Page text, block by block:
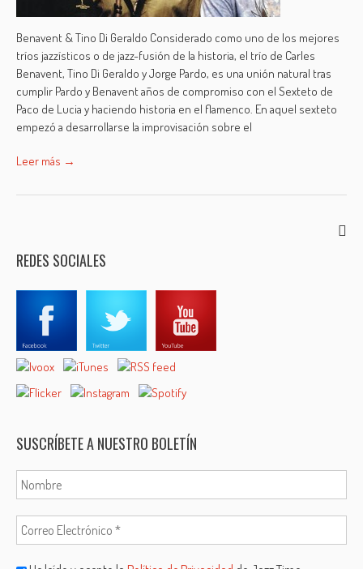
Benavent & Tino Di Geraldo Considerado como uno de los mejores
tríos jazzísticos o de jazz-fusión de la historia, el trío de Carles
Benavent, Tino Di Geraldo y Jorge Pardo, es una unión natural tras
cumplir Pardo y Benavent años de compromiso con el Sexteto de
Paco de Lucia y haciendo historia en el flamenco. En aquel sexteto
empezó a desarrollarse la improvisación sobre el
Leer más →
REDES SOCIALES
SUSCRÍBETE A NUESTRO BOLETÍN